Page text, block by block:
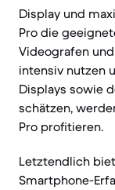
Display und
Pro die
Videografen
intensiv nutzen
Displays sowie
schätzen,
Pro profitieren.
Letztendlich
Smartphone-